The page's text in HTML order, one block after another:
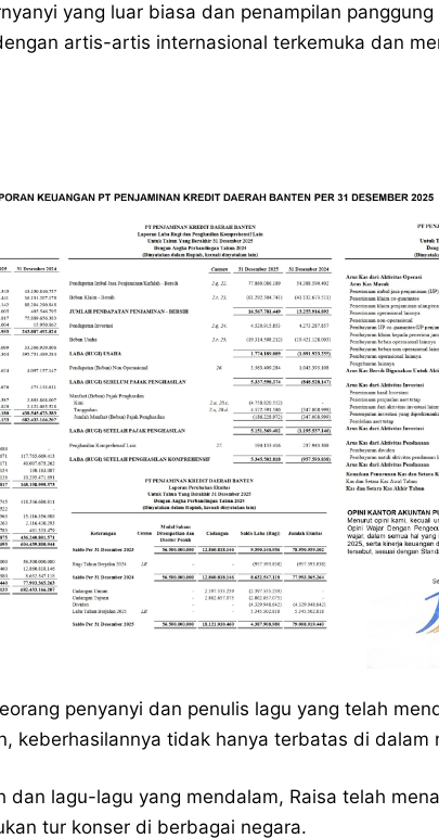
yang luar biasa dan penampilan
artis-artis internasional terkemuka dan
penyanyi dan penulis lagu yang telah
keberhasilannya tidak hanya terbatas di dalam
dan lagu-lagu yang mendalam, Raisa telah
tur konser di berbagai negara.